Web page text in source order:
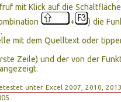
mit Klick auf die Schaltfläche
+
) die
mit dem Quelltext oder
Zeile) und der von der
unter Excel 2007, 2010,